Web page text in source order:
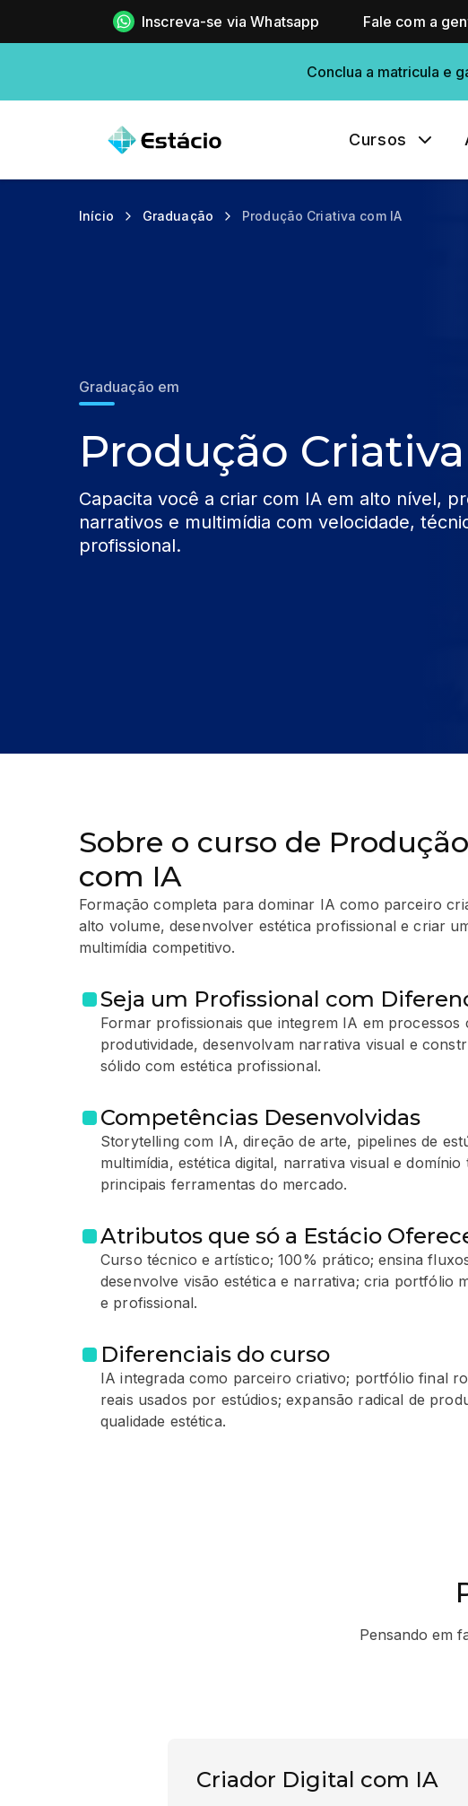
Inscreva-se via Whatsapp Fale com a
Conclua a matricula e
Cursos
Início Graduação Produção Criativa com IA
Graduação em
Produção
Capacita você a criar com IA em alto nível,
narrativos e multimídia com velocidade,
profissional.
Sobre o curso de
com IA
Formação completa para dominar IA como parceiro
alto volume, desenvolver estética profissional e criar
multimídia competitivo.
Seja um Profissional com
Formar profissionais que integrem IA em processos
produtividade, desenvolvam narrativa visual e
sólido com estética profissional.
Competências Desenvolvidas
Storytelling com IA, direção de arte, pipelines de
multimídia, estética digital, narrativa visual e domínio
principais ferramentas do mercado.
Atributos que só a Estácio
Curso técnico e artístico; 100% prático; ensina
desenvolve visão estética e narrativa; cria portfólio
e profissional.
Diferenciais do curso
IA integrada como parceiro criativo; portfólio final
reais usados por estúdios; expansão radical de
qualidade estética.
Pensando em
Criador Digital com IA